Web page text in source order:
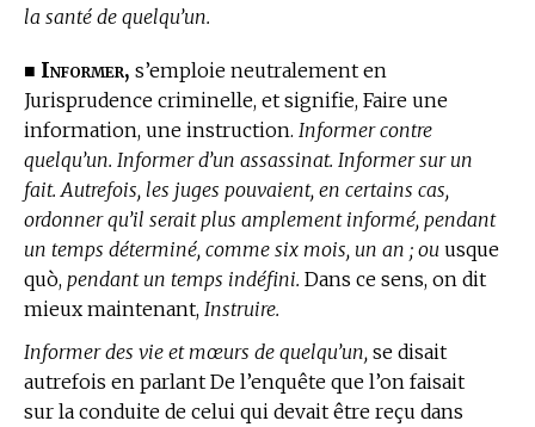
la santé de quelqu’un.
■ Informer, s’emploie neutralement en
Jurisprudence criminelle, et signifie, Faire une
information, une instruction. Informer contre
quelqu’un. Informer d’un assassinat. Informer sur un
fait. Autrefois, les juges pouvaient, en certains cas,
ordonner qu’il serait plus amplement informé, pendant
un temps déterminé, comme six mois, un an ; ou usque
quò, pendant un temps indéfini. Dans ce sens, on dit
mieux maintenant, Instruire.
Informer des vie et mœurs de quelqu’un, se disait
autrefois en parlant De l’enquête que l’on faisait
sur la conduite de celui qui devait être reçu dans